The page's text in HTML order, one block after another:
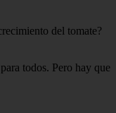
del tomate?
todos. Pero hay que